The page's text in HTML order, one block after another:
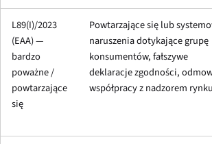
L89(I)/2023
(EAA) —
bardzo
poważne /
powtarzające
się
Powtarzające się lub
naruszenia dotykające grupę
konsumentów, fałszywe
deklaracje zgodności,
współpracy z nadzorem rynku